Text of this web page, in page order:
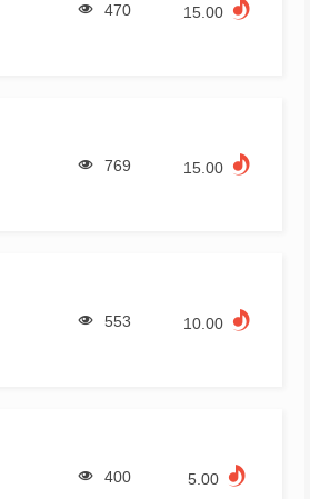
470 15.00
769 15.00
553 10.00
400 5.00